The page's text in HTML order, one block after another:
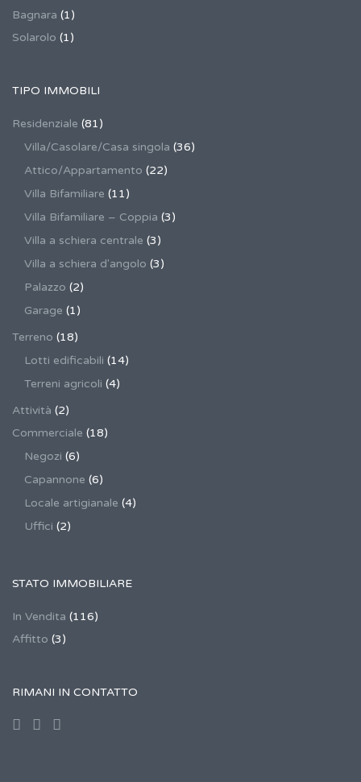
Bagnara (1)
Solarolo (1)
TIPO IMMOBILI
Residenziale (81)
Villa/Casolare/Casa singola (36)
Attico/Appartamento (22)
Villa Bifamiliare (11)
Villa Bifamiliare – Coppia (3)
Villa a schiera centrale (3)
Villa a schiera d'angolo (3)
Palazzo (2)
Garage (1)
Terreno (18)
Lotti edificabili (14)
Terreni agricoli (4)
Attività (2)
Commerciale (18)
Negozi (6)
Capannone (6)
Locale artigianale (4)
Uffici (2)
STATO IMMOBILIARE
In Vendita (116)
Affitto (3)
RIMANI IN CONTATTO